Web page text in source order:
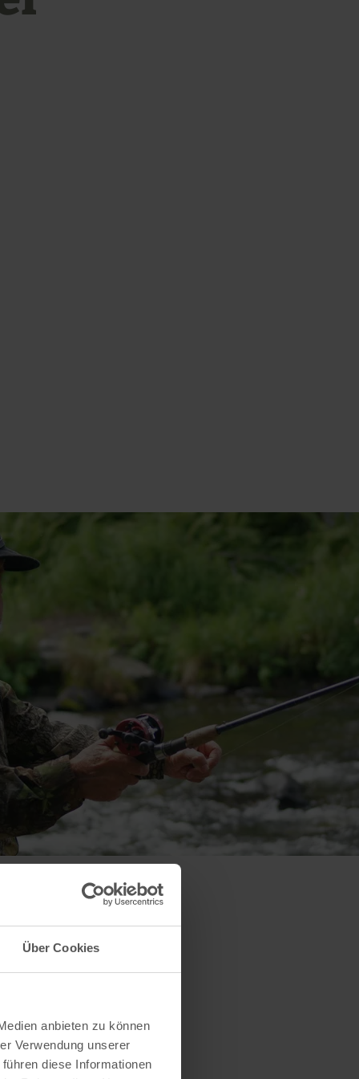
Über Cookies
anbieten zu können
Verwendung unserer
diese Informationen